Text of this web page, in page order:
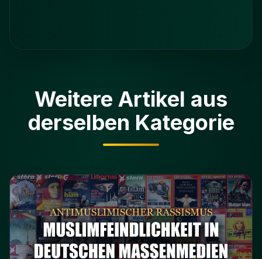
Weitere Artikel aus
derselben Kategorie